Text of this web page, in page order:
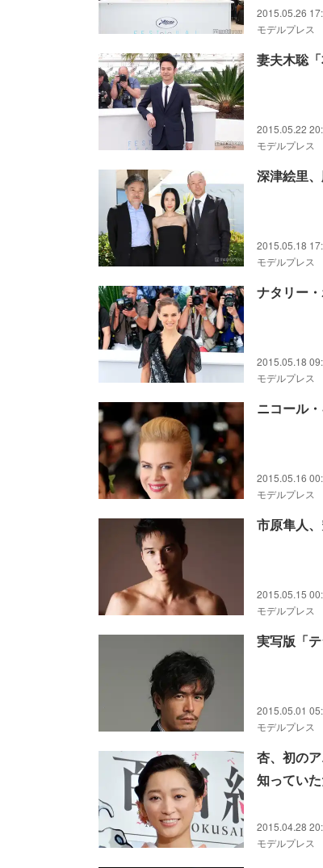
2015.05.26
モデルプレス
妻夫木聡
2015.05.22
モデルプレス
深津絵里
2015.05.18
モデルプレス
ナタリー
2015.05.18
モデルプレス
ニコール
2015.05.16
モデルプレス
市原隼人
2015.05.15
モデルプレス
実写版「
2015.05.01
モデルプレス
杏、初の
知っていた
2015.04.28
モデルプレス